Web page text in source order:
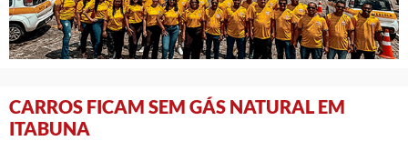
CARROS FICAM SEM GÁS NATURAL EM
ITABUNA